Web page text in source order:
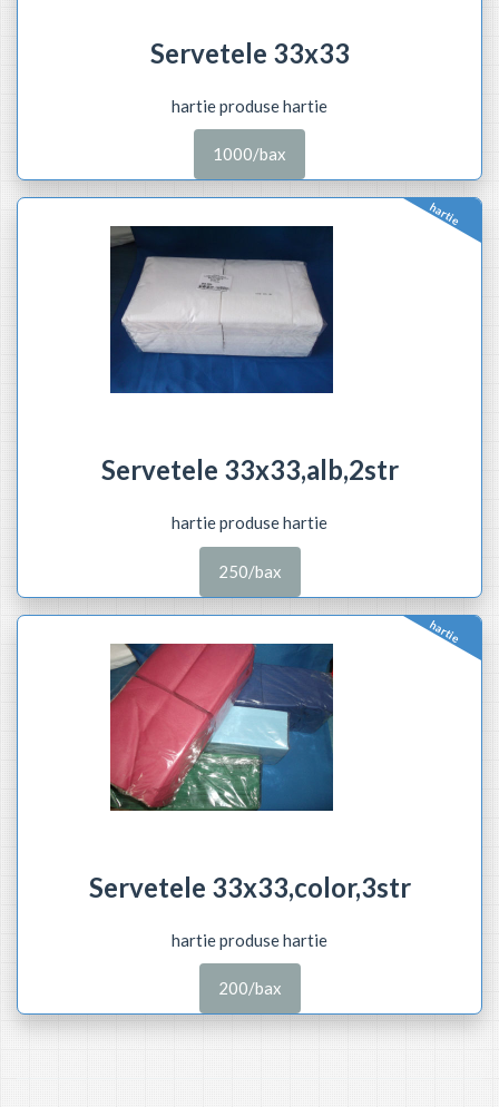
Servetele 33x33
hartie produse hartie
1000/bax
hartie
Servetele 33x33,alb,2str
hartie produse hartie
250/bax
hartie
Servetele 33x33,color,3str
hartie produse hartie
200/bax